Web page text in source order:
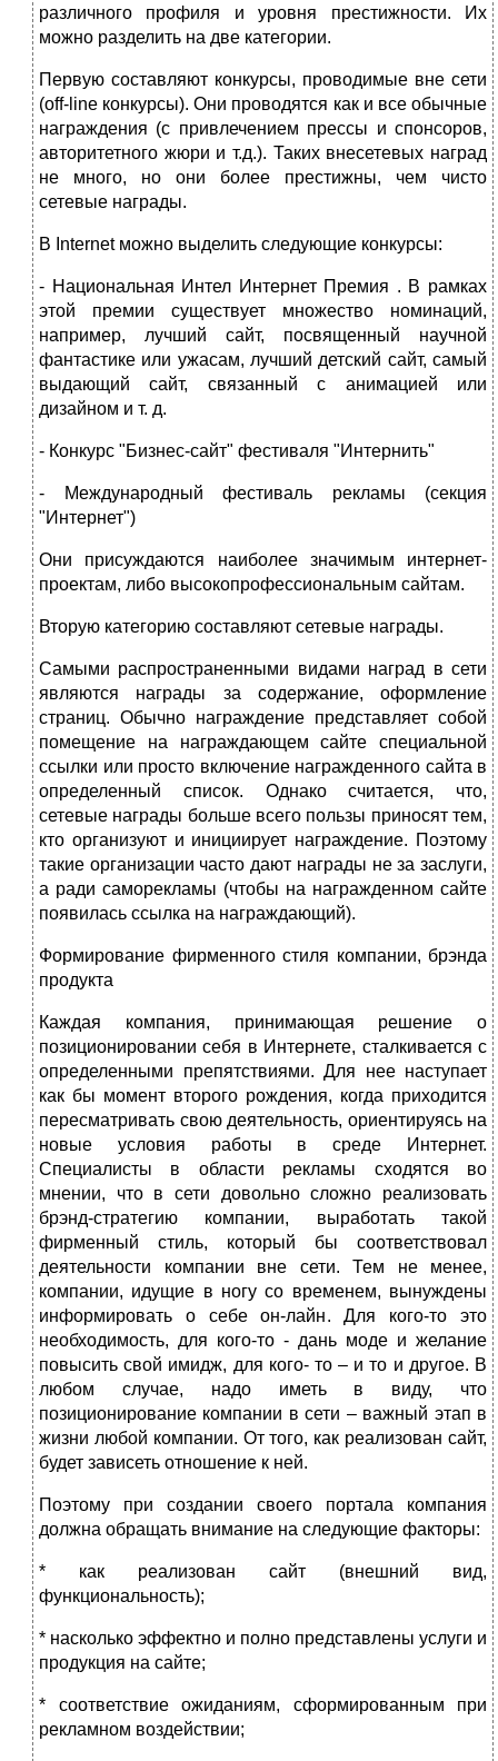
различного профиля и уровня престижности. Их
можно разделить на две категории.
Первую составляют конкурсы, проводимые вне сети
(off-line конкурсы). Они проводятся как и все обычные
награждения (с привлечением прессы и спонсоров,
авторитетного жюри и т.д.). Таких внесетевых наград
не много, но они более престижны, чем чисто
сетевые награды.
В Internet можно выделить следующие конкурсы:
- Национальная Интел Интернет Премия . В рамках
этой премии существует множество номинаций,
например, лучший сайт, посвященный научной
фантастике или ужасам, лучший детский сайт, самый
выдающий сайт, связанный с анимацией или
дизайном и т. д.
- Конкурс "Бизнес-сайт" фестиваля "Интернить"
- Международный фестиваль рекламы (секция
"Интернет")
Они присуждаются наиболее значимым интернет-
проектам, либо высокопрофессиональным сайтам.
Вторую категорию составляют сетевые награды.
Самыми распространенными видами наград в сети
являются награды за содержание, оформление
страниц. Обычно награждение представляет собой
помещение на награждающем сайте специальной
ссылки или просто включение награжденного сайта в
определенный список. Однако считается, что,
сетевые награды больше всего пользы приносят тем,
кто организуют и инициирует награждение. Поэтому
такие организации часто дают награды не за заслуги,
а ради саморекламы (чтобы на награжденном сайте
появилась ссылка на награждающий).
Формирование фирменного стиля компании, брэнда
продукта
Каждая компания, принимающая решение о
позиционировании себя в Интернете, сталкивается с
определенными препятствиями. Для нее наступает
как бы момент второго рождения, когда приходится
пересматривать свою деятельность, ориентируясь на
новые условия работы в среде Интернет.
Специалисты в области рекламы сходятся во
мнении, что в сети довольно сложно реализовать
брэнд-стратегию компании, выработать такой
фирменный стиль, который бы соответствовал
деятельности компании вне сети. Тем не менее,
компании, идущие в ногу со временем, вынуждены
информировать о себе он-лайн. Для кого-то это
необходимость, для кого-то - дань моде и желание
повысить свой имидж, для кого- то – и то и другое. В
любом случае, надо иметь в виду, что
позиционирование компании в сети – важный этап в
жизни любой компании. От того, как реализован сайт,
будет зависеть отношение к ней.
Поэтому при создании своего портала компания
должна обращать внимание на следующие факторы:
* как реализован сайт (внешний вид,
функциональность);
* насколько эффектно и полно представлены услуги и
продукция на сайте;
* соответствие ожиданиям, сформированным при
рекламном воздействии;